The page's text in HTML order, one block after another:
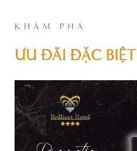
KHÁM PHÁ
ƯU ĐÃI ĐẶC BIỆT